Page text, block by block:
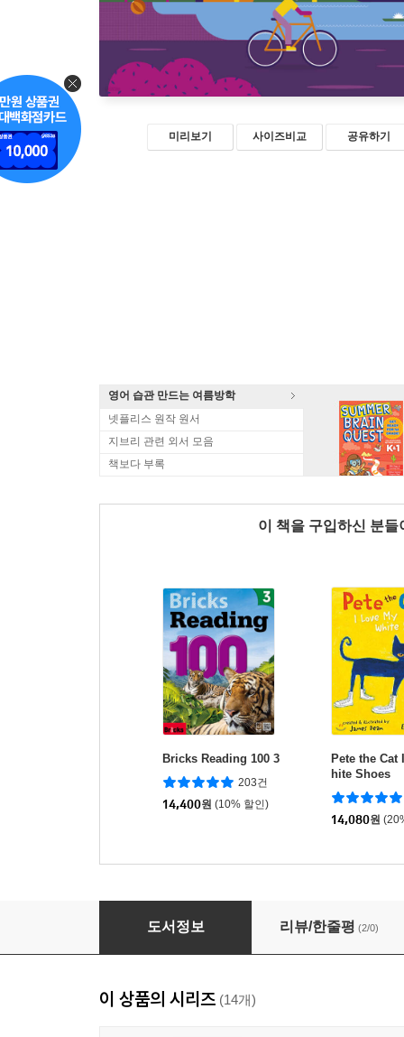
미리보기 사이즈비교 공유하기
영어 습관 만드는 여름방학
넷플리스 원작 원서
지브리 관련 외서 모음
책보다 부록
이 책을 구입하신 분
Bricks Reading 100 3
203건
14,400원 (10% 할인)
Pete the Cat
hite Shoes
14,080원
Everybody Up 3/E 1 : Workbook
도서정보 리뷰/한줄평 (2/0)
이 상품의 시리즈 (14개)